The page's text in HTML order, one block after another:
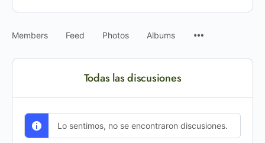
Members Feed Photos Albums
Todas las discusiones
Lo sentimos, no se encontraron discusiones.